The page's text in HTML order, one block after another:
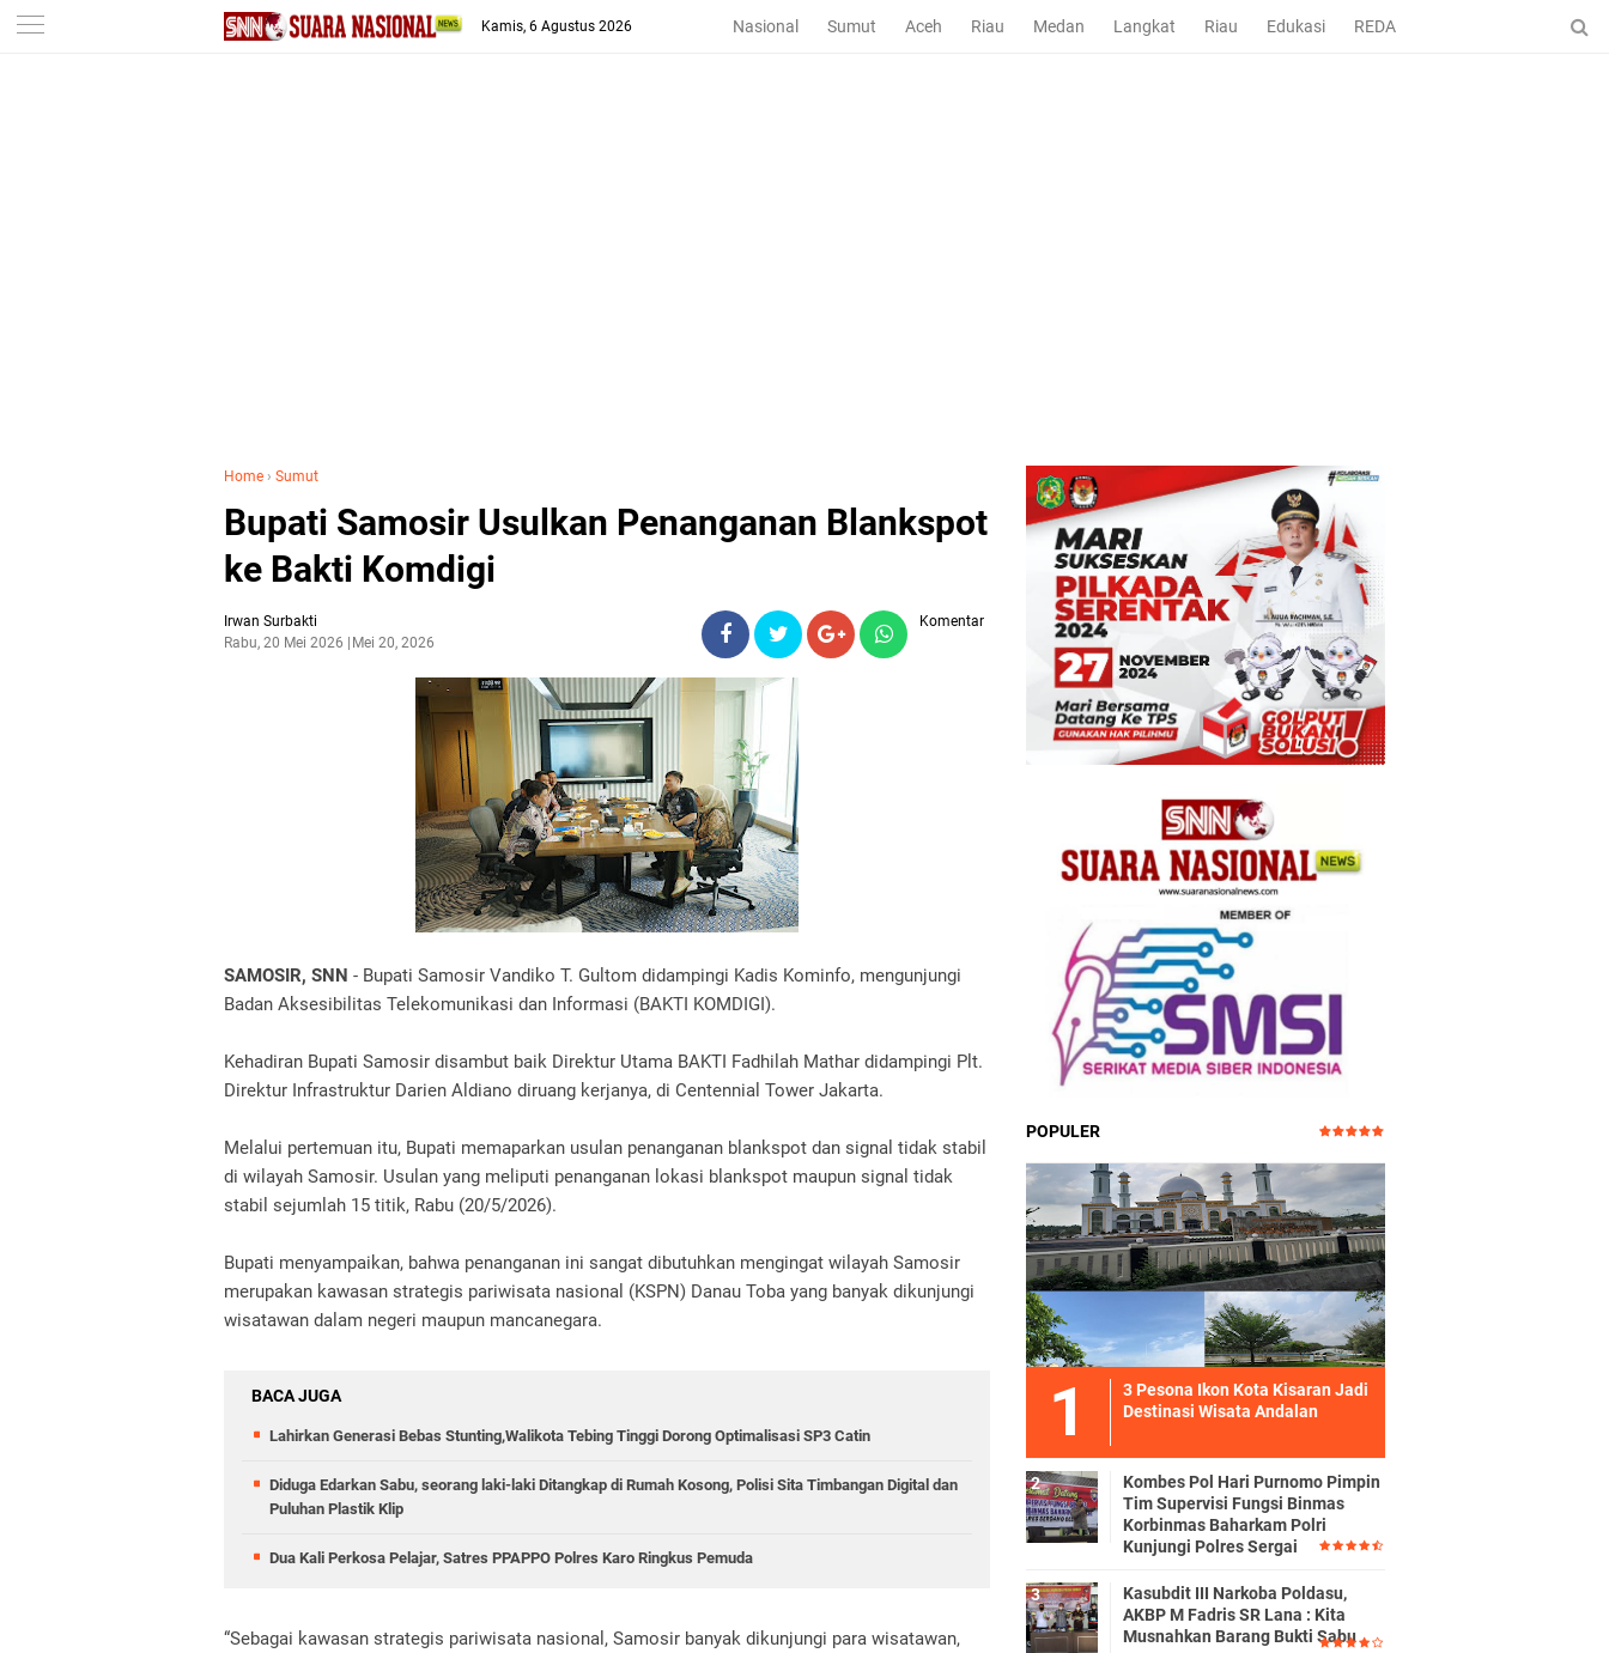
-->
Kamis, 6 Agustus 2026 Nasional Sumut Aceh Riau Medan Langkat Riau Edukasi REDAKSI
Home › Sumut
Bupati Samosir Usulkan Penanganan Blankspot
ke Bakti Komdigi
Irwan Surbakti
Rabu, 20 Mei 2026
Mei 20, 2026
Komentar
SAMOSIR, SNN - Bupati Samosir Vandiko T. Gultom didampingi Kadis Kominfo, mengunjungi
Badan Aksesibilitas Telekomunikasi dan Informasi (BAKTI KOMDIGI).
Kehadiran Bupati Samosir disambut baik Direktur Utama BAKTI Fadhilah Mathar didampingi Plt.
Direktur Infrastruktur Darien Aldiano diruang kerjanya, di Centennial Tower Jakarta.
Melalui pertemuan itu, Bupati memaparkan usulan penanganan blankspot dan signal tidak stabil
di wilayah Samosir. Usulan yang meliputi penanganan lokasi blankspot maupun signal tidak
stabil sejumlah 15 titik, Rabu (20/5/2026).
Bupati menyampaikan, bahwa penanganan ini sangat dibutuhkan mengingat wilayah Samosir
merupakan kawasan strategis pariwisata nasional (KSPN) Danau Toba yang banyak dikunjungi
wisatawan dalam negeri maupun mancanegara.
BACA JUGA
Lahirkan Generasi Bebas Stunting,Walikota Tebing Tinggi Dorong Optimalisasi SP3 Catin
Diduga Edarkan Sabu, seorang laki-laki Ditangkap di Rumah Kosong, Polisi Sita Timbangan Digital dan
Puluhan Plastik Klip
Dua Kali Perkosa Pelajar, Satres PPAPPO Polres Karo Ringkus Pemuda
“Sebagai kawasan strategis pariwisata nasional, Samosir banyak dikunjungi para wisatawan,
POPULER
3 Pesona Ikon Kota Kisaran Jadi
Destinasi Wisata Andalan
Kombes Pol Hari Purnomo Pimpin
Tim Supervisi Fungsi Binmas
Korbinmas Baharkam Polri
Kunjungi Polres Sergai
Kasubdit III Narkoba Poldasu,
AKBP M Fadris SR Lana : Kita
Musnahkan Barang Bukti Sabu